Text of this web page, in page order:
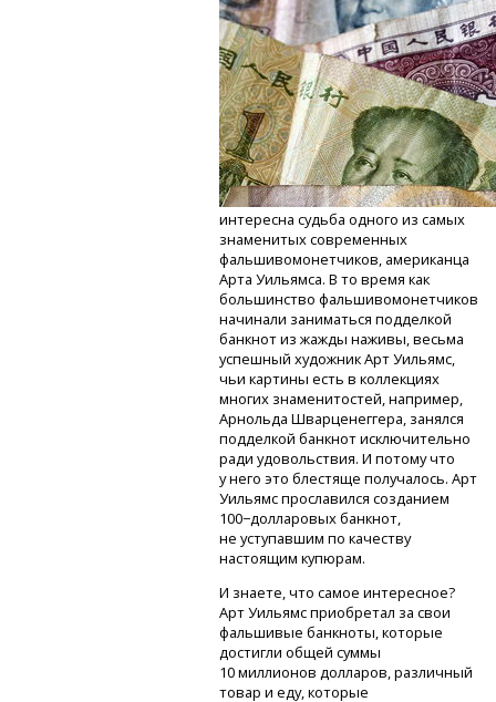
интересна судьба одного из самых
знаменитых современных
фальшивомонетчиков, американца
Арта Уильямса. В то время как
большинство фальшивомонетчиков
начинали заниматься подделкой
банкнот из жажды наживы, весьма
успешный художник Арт Уильямс,
чьи картины есть в коллекциях
многих знаменитостей, например,
Арнольда Шварценеггера, занялся
подделкой банкнот исключительно
ради удовольствия. И потому что
у него это блестяще получалось. Арт
Уильямс прославился созданием
100−долларовых банкнот,
не уступавшим по качеству
настоящим купюрам.
И знаете, что самое интересное?
Арт Уильямс приобретал за свои
фальшивые банкноты, которые
достигли общей суммы
10 миллионов долларов, различный
товар и еду, которые